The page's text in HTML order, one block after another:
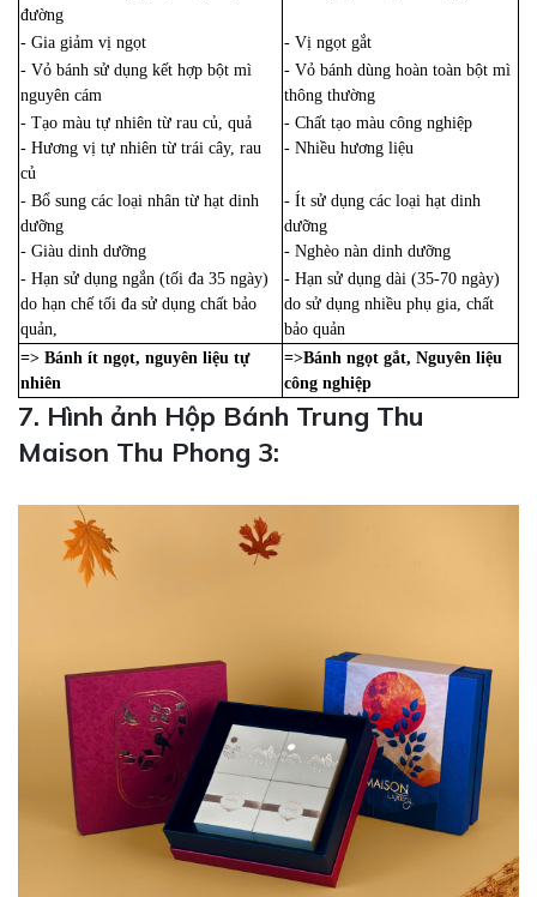
đường
- Gia giảm vị ngọt
- Vị ngọt gắt
- Vỏ bánh sử dụng kết hợp bột mì
nguyên cám
- Vỏ bánh dùng hoàn toàn bột mì
thông thường
- Tạo màu tự nhiên từ rau củ, quả
- Hương vị tự nhiên từ trái cây, rau
củ
- Chất tạo màu công nghiệp
- Nhiều hương liệu
- Bổ sung các loại nhân từ hạt dinh
dưỡng
- Giàu dinh dưỡng
- Ít sử dụng các loại hạt dinh
dưỡng
- Nghèo nàn dinh dưỡng
- Hạn sử dụng ngắn (tối đa 35 ngày)
do hạn chế tối đa sử dụng chất bảo
quản,
- Hạn sử dụng dài (35-70 ngày)
do sử dụng nhiều phụ gia, chất
bảo quản
=> Bánh ít ngọt, nguyên liệu tự
nhiên
=>Bánh ngọt gắt, Nguyên liệu
công nghiệp
7. Hình ảnh Hộp Bánh Trung Thu
Maison Thu Phong 3: